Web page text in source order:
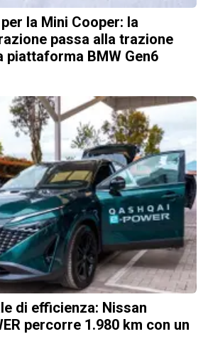
la Mini Cooper: la
passa alla trazione
piattaforma BMW Gen6
di efficienza: Nissan
percorre 1.980 km con un